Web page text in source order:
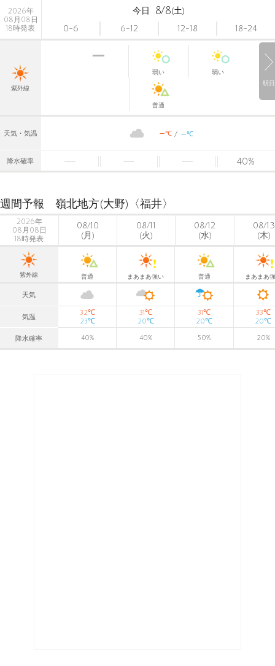
明日
2026年
08月08日
18時発表
今日 8/8(土)
0-6
6-12 12-18 18-24
紫外線
弱い 弱い
普通
天気・気温 -℃ -℃
降水確率 40%
週間予報 嶺北地方(大野)〈福井〉
2026年
08月08日
18時発表
08/10
(月)
08/11
(火)
08/12
(水)
08/13
(木)
紫外線 普通 まあまあ強い 普通 まあまあ
天気
気温
32℃
23℃
31℃
20℃
31℃
20℃
33℃
20℃
降水確率 40% 40% 50% 20%